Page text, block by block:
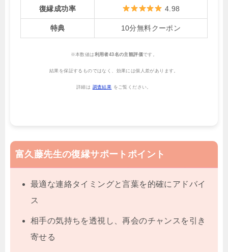
復縁成功率 4.98
特典 10分無料クーポン
※本数値は 利用者43名の主観評価です。
結果を保証するものではなく、効果には個人差があります。
詳細は 調査結果 をご覧ください。
富久藤先生の復縁サポートポイント
最適な連絡タイミングと言葉を的確にアドバイ
ス
相手の気持ちを透視し、再会のチャンスを引き
寄せる